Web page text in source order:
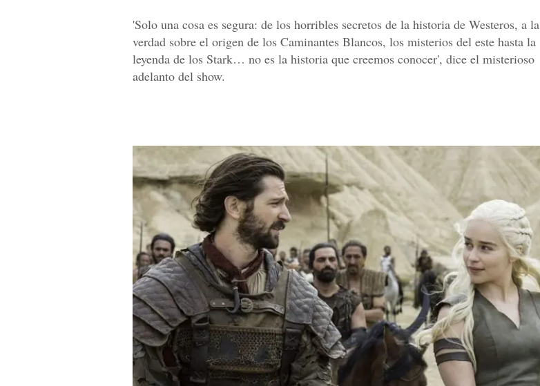
'Solo una cosa es segura: de los horribles secretos de la historia de Westeros, a la
verdad sobre el origen de los Caminantes Blancos, los misterios del este hasta la
leyenda de los Stark… no es la historia que creemos conocer', dice el misterioso
adelanto del show.